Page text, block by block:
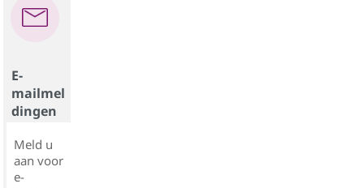
E-
mailmel
dingen
Meld u
aan voor
e-